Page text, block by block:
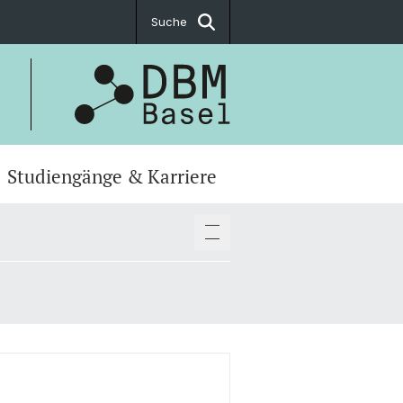
Suche
Studiengänge & Karriere